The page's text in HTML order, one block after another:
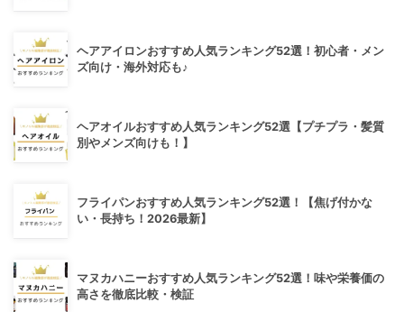
ヘアアイロンおすすめ人気ランキング52選！初心者・メン
ズ向け・海外対応も♪
ヘアオイルおすすめ人気ランキング52選【プチプラ・髪質
別やメンズ向けも！】
フライパンおすすめ人気ランキング52選！【焦げ付かな
い・長持ち！2026最新】
マヌカハニーおすすめ人気ランキング52選！味や栄養価の
高さを徹底比較・検証